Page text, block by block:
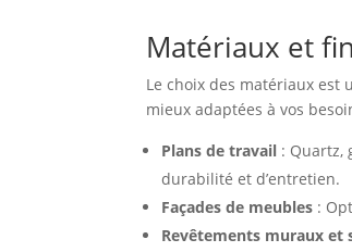
Matériaux et
Le choix des matériaux est
mieux adaptées à vos
Plans de travail : Quartz,
durabilité et d’entretien.
Façades de meubles :
Revêtements muraux et